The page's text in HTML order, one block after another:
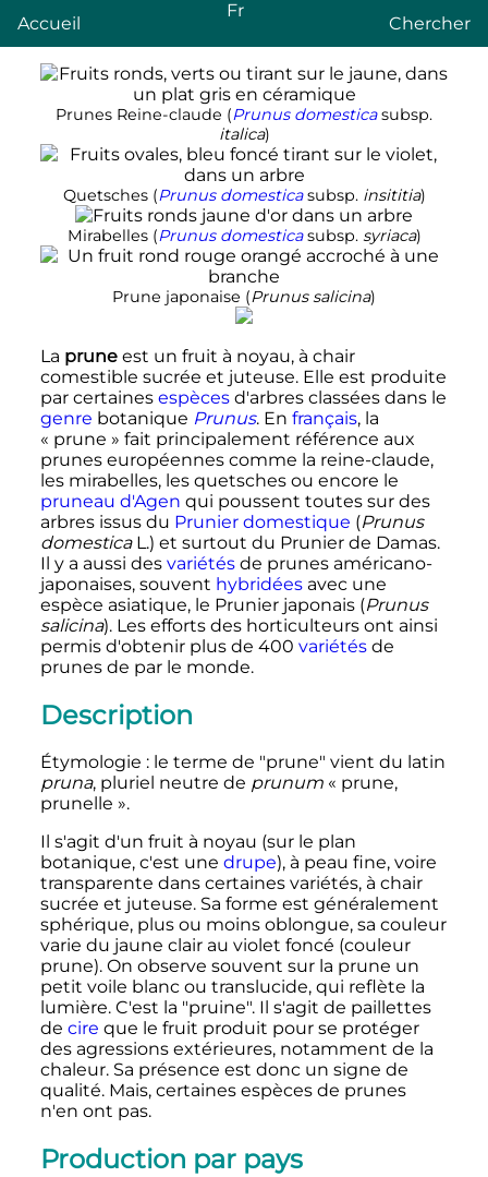
Accueil
Fr
Chercher
Prunes Reine-claude (Prunus domesticasubsp.
italica)
Quetsches (Prunus domesticasubsp. insititia)
Mirabelles (Prunus domesticasubsp. syriaca)
Prune japonaise (Prunus salicina)
La pruneest un fruit à noyau, à chair
comestible sucrée et juteuse. Elle est produite
par certaines espècesd'arbres classées dans le
genre botanique Prunus. En français, la
« prune » fait principalement référence aux
prunes européennes comme la reine-claude,
les mirabelles, les quetsches ou encore le
pruneau d'Agen qui poussent toutes sur des
arbres issus du Prunier domestique (Prunus
domesticaL.) et surtout du Prunier de Damas.
Il y a aussi des variétésde prunes américano-
japonaises, souvent hybridéesavec une
espèce asiatique, le Prunier japonais (Prunus
salicina). Les efforts des horticulteurs ont ainsi
permis d'obtenir plus de 400 variétésde
prunes de par le monde.
Description
Étymologie : le terme de "prune" vient du latin
pruna, pluriel neutre de prunum« prune,
prunelle ».
Il s'agit d'un fruit à noyau (sur le plan
botanique, c'est une drupe), à peau fine, voire
transparente dans certaines variétés, à chair
sucrée et juteuse. Sa forme est généralement
sphérique, plus ou moins oblongue, sa couleur
varie du jaune clair au violet foncé (couleur
prune). On observe souvent sur la prune un
petit voile blanc ou translucide, qui reflète la
lumière. C'est la "pruine". Il s'agit de paillettes
de cire que le fruit produit pour se protéger
des agressions extérieures, notamment de la
chaleur. Sa présence est donc un signe de
qualité. Mais, certaines espèces de prunes
n'en ont pas.
Production par pays